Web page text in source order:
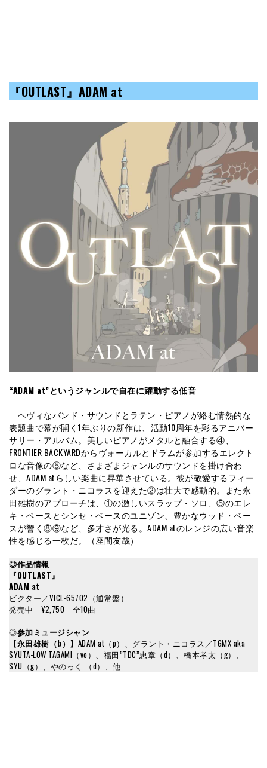
『OUTLAST』ADAM at
“ADAM at”というジャンルで自在に躍動する低音
ヘヴィなバンド・サウンドとラテン・ピアノが絡む情熱的な
表題曲で幕が開く1年ぶりの新作は、活動10周年を彩るアニバー
サリー・アルバム。美しいピアノがメタルと融合する④、
FRONTIER BACKYARDからヴォーカルとドラムが参加するエレクト
ロな音像の⑤など、さまざまジャンルのサウンドを掛け合わ
せ、ADAM atらしい楽曲に昇華させている。彼が敬愛するフィー
ダーのグラント・ニコラスを迎えた②は壮大で感動的。また永
田雄樹のアプローチは、①の激しいスラップ・ソロ、⑤のエレ
キ・ベースとシンセ・ベースのユニゾン、豊かなウッド・ベー
スが響く⑧⑨など、多才さが光る。ADAM atのレンジの広い音楽
性を感じる一枚だ。（座間友哉）
◎作品情報
『OUTLAST』
ADAM at
ビクター／VICL-65702（通常盤）
発売中 ¥2,750 全10曲
◎参加ミュージシャン
【永田雄樹（b）】 ADAM at（p）、グラント・ニコラス／TGMX aka
SYUTA-LOW TAGAMI（vo）、福田”TDC”忠章（d）、橋本孝太（g）、
SYU（g）、やのっく （d）、他